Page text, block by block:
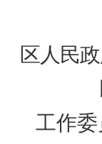
区人民
工作